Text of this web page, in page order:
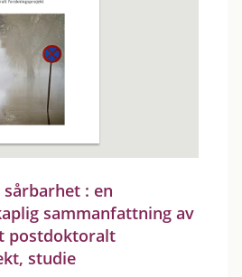
: en
sammanfattning av
postdoktoralt
studie